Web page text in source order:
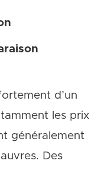
d’un
les prix
généralement
Des